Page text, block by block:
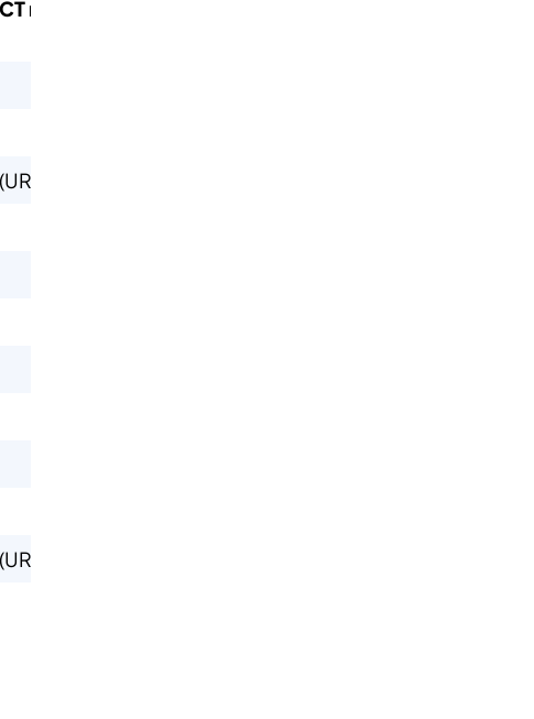
CT retrper/nyre
​(UR*)
​​(UR*)